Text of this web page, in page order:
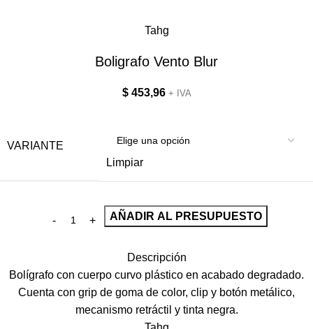
Tahg
Boligrafo Vento Blur
$453,96 + IVA
VARIANTE
Limpiar
AÑADIR AL PRESUPUESTO
Descripción
Bolígrafo con cuerpo curvo plástico en acabado degradado.
Cuenta con grip de goma de color, clip y botón metálico,
mecanismo retráctil y tinta negra.